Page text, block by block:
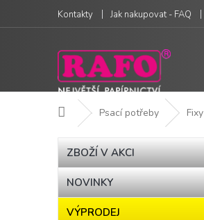
obsah
Kontakty Jak nakupovat - FAQ
Domů Psací potřeby Fixy
P
o
s
t
Přeskočit
kategorie
ZBOŽÍ V AKCI
NOVINKY
VÝPRODEJ